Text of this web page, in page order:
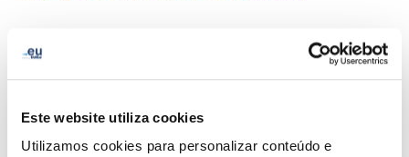
Este website utiliza cookies
Utilizamos cookies para personalizar conteúdo e
How should governments, Internet businesses and
other stakeholders protect citizens, including
vulnerable citizens, against online exploitation and
What are the good cybersecurity practices and
international mechanisms that already exist and